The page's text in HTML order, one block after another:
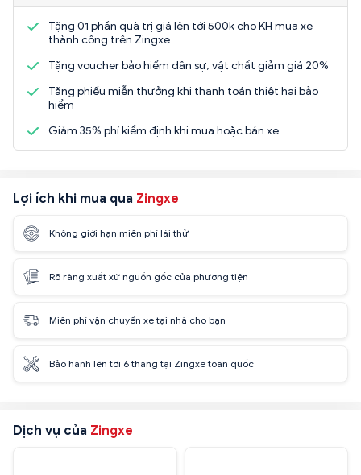
Tặng 01 phần quà trị giá lên tới 500k cho KH mua xe
thành công trên Zingxe
Tặng voucher bảo hiểm dân sự, vật chất giảm giá 20%
Tặng phiếu miễn thưởng khi thanh toán thiệt hại bảo
hiểm
Giảm 35% phí kiểm định khi mua hoặc bán xe
Lợi ích khi mua qua Zingxe
Không giới hạn miễn phí lái thử
Rõ ràng xuất xứ nguồn gốc của phương tiện
Miễn phí vận chuyển xe tại nhà cho bạn
Bảo hành lên tới 6 tháng tại Zingxe toàn quốc
Dịch vụ của Zingxe